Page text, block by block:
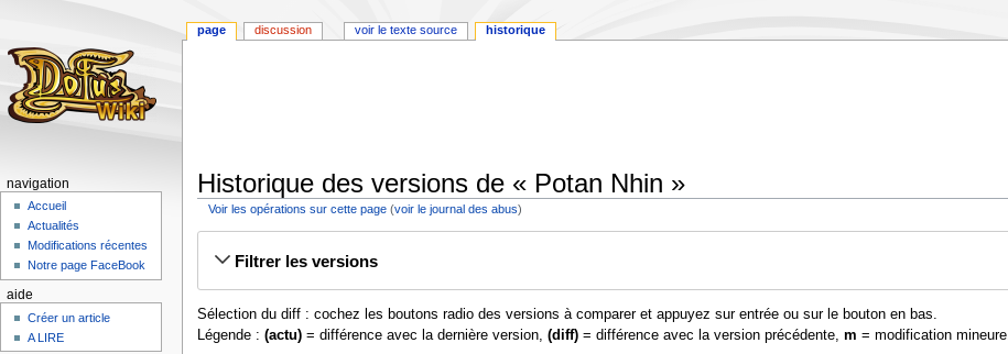
Historique des versions de « Potan Nhin »
Voir les opérations sur cette page (voir le journal des abus)
Filtrer les versions
Sélection du diff : cochez les boutons radio des versions à comparer et appuyez sur entrée ou sur le bouton en bas.
Légende : (actu)= différence avec la dernière version, (diff)= différence avec la version précédente, m = modification mineure.
page discussion voir le texte source historique
navigation
Accueil
Actualités
Modifications récentes
Notre page FaceBook
aide
Créer un article
A LIRE